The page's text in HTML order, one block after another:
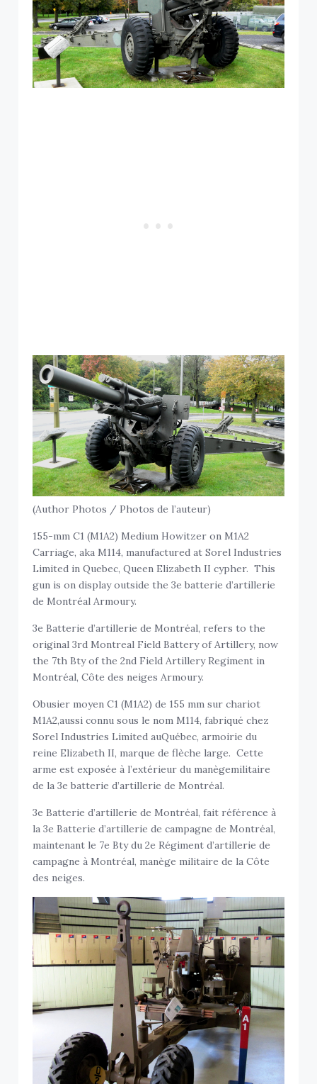
(Author Photos / Photos de l’auteur)
155-mm C1 (M1A2) Medium Howitzer on M1A2
Carriage, aka M114, manufactured at Sorel Industries
Limited in Quebec, Queen Elizabeth II cypher. This
gun is on display outside the 3e batterie d’artillerie
de Montréal Armoury.
3e Batterie d’artillerie de Montréal, refers to the
original 3rd Montreal Field Battery of Artillery, now
the 7th Bty of the 2nd Field Artillery Regiment in
Montréal, Côte des neiges Armoury.
Obusier moyen C1 (M1A2) de 155 mm sur chariot
M1A2,aussi connu sous le nom M114, fabriqué chez
Sorel Industries Limited auQuébec, armoirie du
reine Elizabeth II, marque de flèche large. Cette
arme est exposée à l’extérieur du manègemilitaire
de la 3e batterie d’artillerie de Montréal.
3e Batterie d’artillerie de Montréal, fait référence à
la 3e Batterie d’artillerie de campagne de Montréal,
maintenant le 7e Bty du 2e Régiment d’artillerie de
campagne à Montréal, manège militaire de la Côte
des neiges.